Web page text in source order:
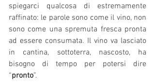
spiegarci qualcosa di estremamente
raffinato: le parole sono come il vino, non
sono come una spremuta fresca pronta
ad essere consumata. Il vino va lasciato
in cantina, sottoterra, nascosto, ha
bisogno di tempo per potersi dire
“pronto”.